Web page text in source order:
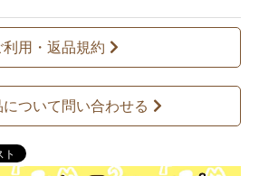
利用・返品規約
について問い合わせる